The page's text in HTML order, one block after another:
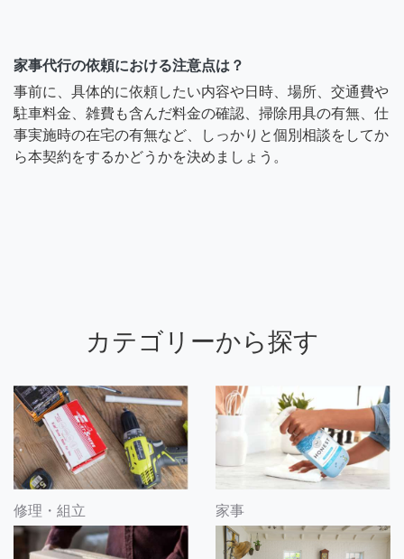
家事代行の依頼における注意点は？
事前に、具体的に依頼したい内容や日時、場所、交通費や
駐車料金、雑費も含んだ料金の確認、掃除用具の有無、仕
事実施時の在宅の有無など、しっかりと個別相談をしてか
ら本契約をするかどうかを決めましょう。
カテゴリーから探す
修理・組立 家事